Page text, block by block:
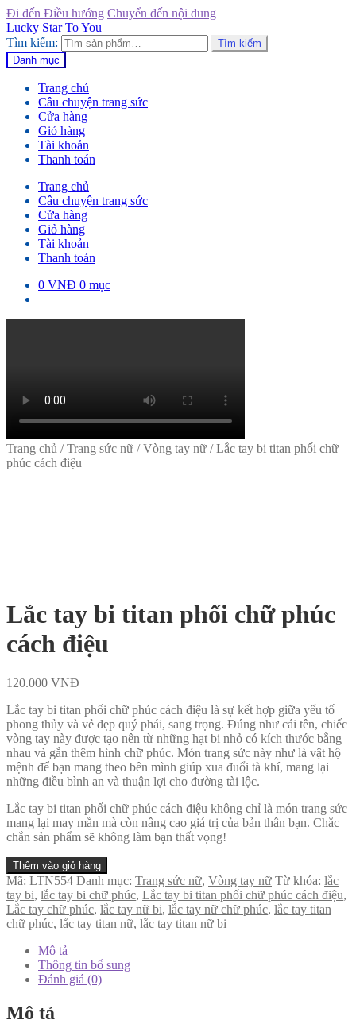
Đi đến Điều hướng Chuyển đến nội dung
Lucky Star To You
Tìm kiếm:
Tìm kiếm
Danh mục
Trang chủ
Câu chuyện trang sức
Cửa hàng
Giỏ hàng
Tài khoản
Thanh toán
Trang chủ
Câu chuyện trang sức
Cửa hàng
Giỏ hàng
Tài khoản
Thanh toán
0 VNĐ 0 mục
Trang chủ /Trang sức nữ /Vòng tay nữ /Lắc tay bi titan phối chữ
phúc cách điệu
Lắc tay bi titan phối chữ phúc
cách điệu
120.000 VNĐ
Lắc tay bi titan phối chữ phúc cách điệu là sự kết hợp giữa yếu tố
phong thủy và vẻ đẹp quý phái, sang trọng. Đúng như cái tên, chiếc
vòng tay này được tạo nên từ những hạt bi nhỏ có kích thước bằng
nhau và gắn thêm hình chữ phúc. Món trang sức này như là vật hộ
mệnh để bạn mang theo bên mình giúp xua đuổi tà khí, mang lại
những điều bình an và thuận lợi cho đường tài lộc.
Lắc tay bi titan phối chữ phúc cách điệu không chỉ là món trang sức
mang lại may mắn mà còn nâng cao giá trị của bản thân bạn. Chắc
chắn sản phẩm sẽ không làm bạn thất vọng!
Thêm vào giỏ hàng
Mã: LTN554 Danh mục: Trang sức nữ, Vòng tay nữ Từ khóa: lắc
tay bi, lắc tay bi chữ phúc, Lắc tay bi titan phối chữ phúc cách điệu,
Lắc tay chữ phúc, lắc tay nữ bi, lắc tay nữ chữ phúc, lắc tay titan
chữ phúc, lắc tay titan nữ, lắc tay titan nữ bi
Mô tả
Thông tin bổ sung
Đánh giá (0)
Mô tả